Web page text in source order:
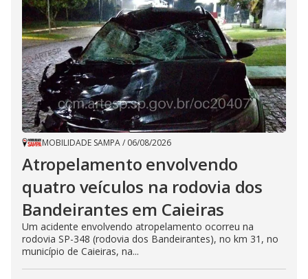
MOBILIDADE SAMPA/ 06/08/2026
Atropelamento envolvendo
quatro veículos na rodovia dos
Bandeirantes em Caieiras
Um acidente envolvendo atropelamento ocorreu na
rodovia SP-348 (rodovia dos Bandeirantes), no km 31, no
município de Caieiras, na...